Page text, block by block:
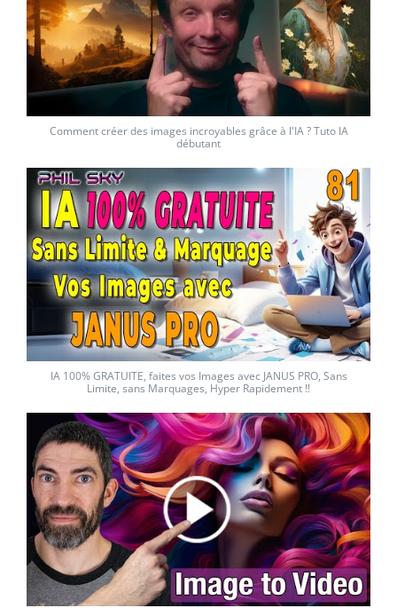
Comment créer des images incroyables grâce à l'IA ? Tuto IA
débutant
IA 100% GRATUITE, faites vos Images avec JANUS PRO, Sans
Limite, sans Marquages, Hyper Rapidement !!